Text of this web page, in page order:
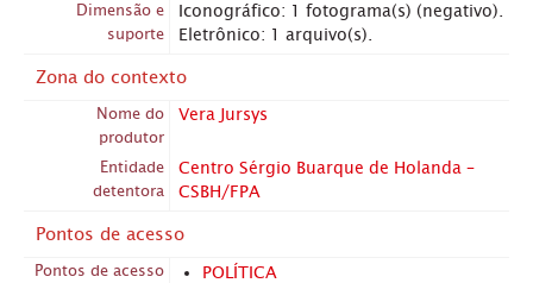
Dimensão e
suporte
Iconográfico: 1 fotograma(s) (negativo).
Eletrônico: 1 arquivo(s).
Zona do contexto
Nome do
produtor
Vera Jursys
Entidade
detentora
Centro Sérgio Buarque de Holanda –
CSBH/FPA
Pontos de acesso
Pontos de acesso
POLÍTICA